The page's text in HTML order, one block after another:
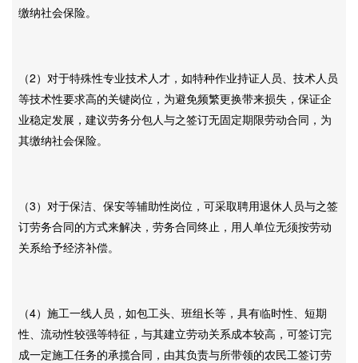
缴纳社会保险。
（2）对于特殊性专业技术人才，如特种作业持证人员、技术人员
等技术性要求高的关键岗位，为避免频繁更换带来损失，保证企
业稳定发展，建议劳务分包人与之签订无固定期限劳动合同，为
其缴纳社会保险。
（3）对于保洁、保安等辅助性岗位，可采取聘用退休人员与之签
订劳务合同的方式来解决，劳务合同终止，用人单位无须按劳动
关系给予经济补偿。
（4）施工一线人员，如包工头、班组长等，具有临时性、短期
性、流动性较强等特征，与其建立劳动关系成本较高，可签订完
成一定施工任务的承揽合同，由其负责与所带领的农民工签订劳